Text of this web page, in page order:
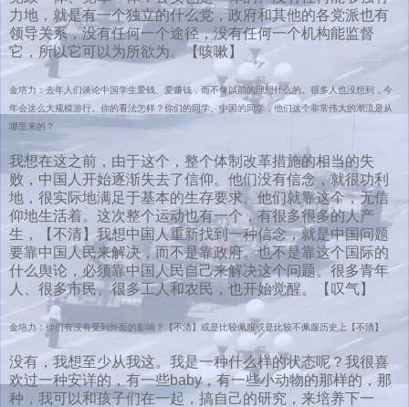
力地，就是有一个独立的什么党，政府和其他的各党派也有
领导关系，没有任何一个途径，没有任何一个机构能监督
它，所以它可以为所欲为。【咳嗽】
金培力：去年人们谈论中国学生爱钱、爱赚钱，而不像以前的理想什么的。很多人也没想到，今
年会这么大规模游行。你的看法怎样？你们的同学、中国的同学，他们这个非常伟大的潮流是从
哪里来的？
我想在这之前，由于这个，整个体制改革措施的相当的失
败，中国人开始逐渐失去了信仰。他们没有信念，就很功利
地，很实际地满足于基本的生存要求。他们就靠这个，无信
仰地生活着。这次整个运动也有一个，有很多很多的人产
生，【不清】我想中国人重新找到一种信念，就是中国问题
要靠中国人民来解决，而不是靠政府。也不是靠这个国际的
什么舆论，必须靠中国人民自己来解决这个问题。很多青年
人、很多市民、很多工人和农民，也开始觉醒。【叹气】
金培力：你们有没有受到外面的影响？【不清】或是比较佩服或是比较不佩服历史上【不清】
没有，我想至少从我这。我是一种什么样的状态呢？我很喜
欢过一种安详的，有一些baby，有一些小动物的那样的，那
种，我可以和孩子们在一起，搞自己的研究，来培养下一